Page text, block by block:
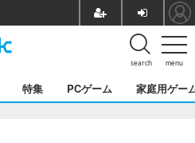
menu
search
特集 PCゲーム 家庭用ゲー